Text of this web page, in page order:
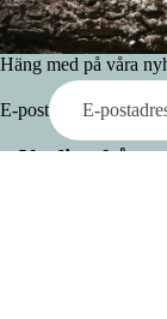
Häng med på våra
E-post
Vanliga frågor